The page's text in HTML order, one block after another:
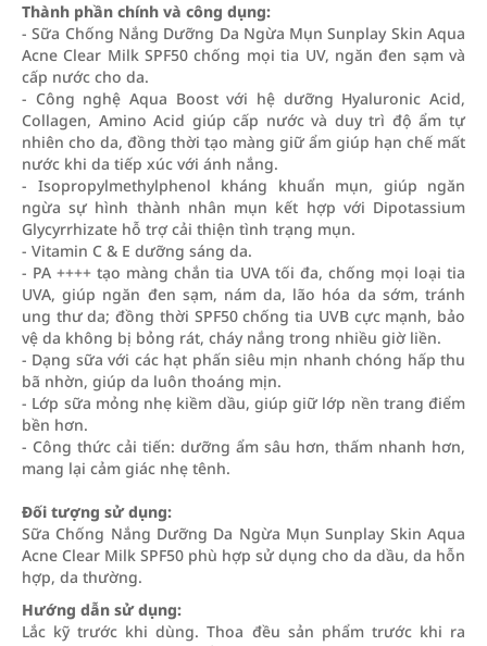
Thành phần chính và công dụng:
- Sữa Chống Nắng Dưỡng Da Ngừa Mụn Sunplay Skin Aqua
Acne Clear Milk SPF50 chống mọi tia UV, ngăn đen sạm và
cấp nước cho da.
- Công nghệ Aqua Boost với hệ dưỡng Hyaluronic Acid,
Collagen, Amino Acid giúp cấp nước và duy trì độ ẩm tự
nhiên cho da, đồng thời tạo màng giữ ẩm giúp hạn chế mất
nước khi da tiếp xúc với ánh nắng.
- Isopropylmethylphenol kháng khuẩn mụn, giúp ngăn
ngừa sự hình thành nhân mụn kết hợp với Dipotassium
Glycyrrhizate hỗ trợ cải thiện tình trạng mụn.
- Vitamin C & E dưỡng sáng da.
- PA ++++ tạo màng chắn tia UVA tối đa, chống mọi loại tia
UVA, giúp ngăn đen sạm, nám da, lão hóa da sớm, tránh
ung thư da; đồng thời SPF50 chống tia UVB cực mạnh, bảo
vệ da không bị bỏng rát, cháy nắng trong nhiều giờ liền.
- Dạng sữa với các hạt phấn siêu mịn nhanh chóng hấp thu
bã nhờn, giúp da luôn thoáng mịn.
- Lớp sữa mỏng nhẹ kiềm dầu, giúp giữ lớp nền trang điểm
bền hơn.
- Công thức cải tiến: dưỡng ẩm sâu hơn, thấm nhanh hơn,
mang lại cảm giác nhẹ tênh.
Đối tượng sử dụng:
Sữa Chống Nắng Dưỡng Da Ngừa Mụn Sunplay Skin Aqua
Acne Clear Milk SPF50 phù hợp sử dụng cho da dầu, da hỗn
hợp, da thường.
Hướng dẫn sử dụng:
Lắc kỹ trước khi dùng. Thoa đều sản phẩm trước khi ra